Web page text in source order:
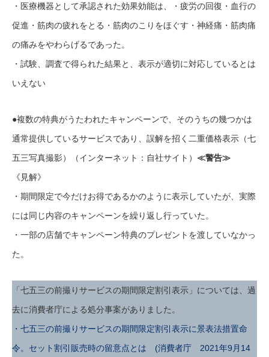
・医療機器として承認された効果効能は、・疲労の回復・血行の
促進・筋肉の疲れをとる・筋肉のこりをほぐす・神経痛・筋肉痛
の痛みをやわらげるであった。
・試験、調査で得られた結果と、表示が適切に対応しているとは
いえない
●複数の特典がうたわれたキャンペーンで、そのうちの幾つかは
通常提供しているサービスであり、誤解を招く二重価格表示（七
五三写真撮影）（インターネット：自社サイト） ≪警告≫
《見解》
・期間限定で今だけお得であるかのように表示していたが、実際
には同じ内容のキャンペーンを繰り返し行っていた。
・一部の店舗でキャンペーン特典のプレゼントを渡していなかっ
た。
「七五三の前撮りサービスの期間限定割引表示」については、過
去に消費者庁による処分事案がありました。
・七五三の前撮りサービスの期間限定割引表示に景表法措置命
令。セット割引販売時の留意点とは (消費者庁 2021年9月14